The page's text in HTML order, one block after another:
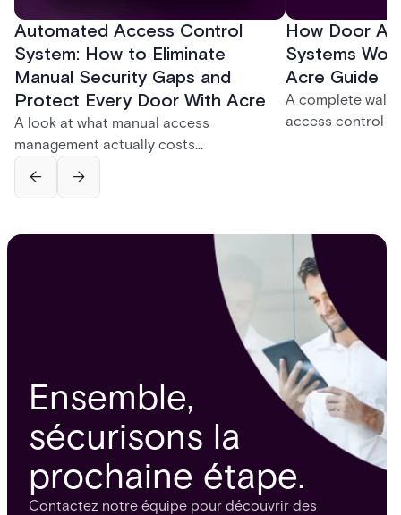
Automated Access Control
System: How to Eliminate
Manual Security Gaps and
Protect Every Door With Acre
A look at what manual access
management actually costs
organizations — lost credentials,
incomplete audit trails, and wasted
close those gaps without forcing a full
How Door
Systems
Acre Guide
A complete
access control
Ensemble,
sécurisons la
prochaine étape.
Contactez notre équipe pour découvrir des